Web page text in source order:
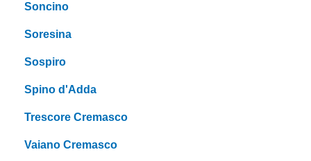
Soncino
Soresina
Sospiro
Spino d'Adda
Trescore Cremasco
Vaiano Cremasco